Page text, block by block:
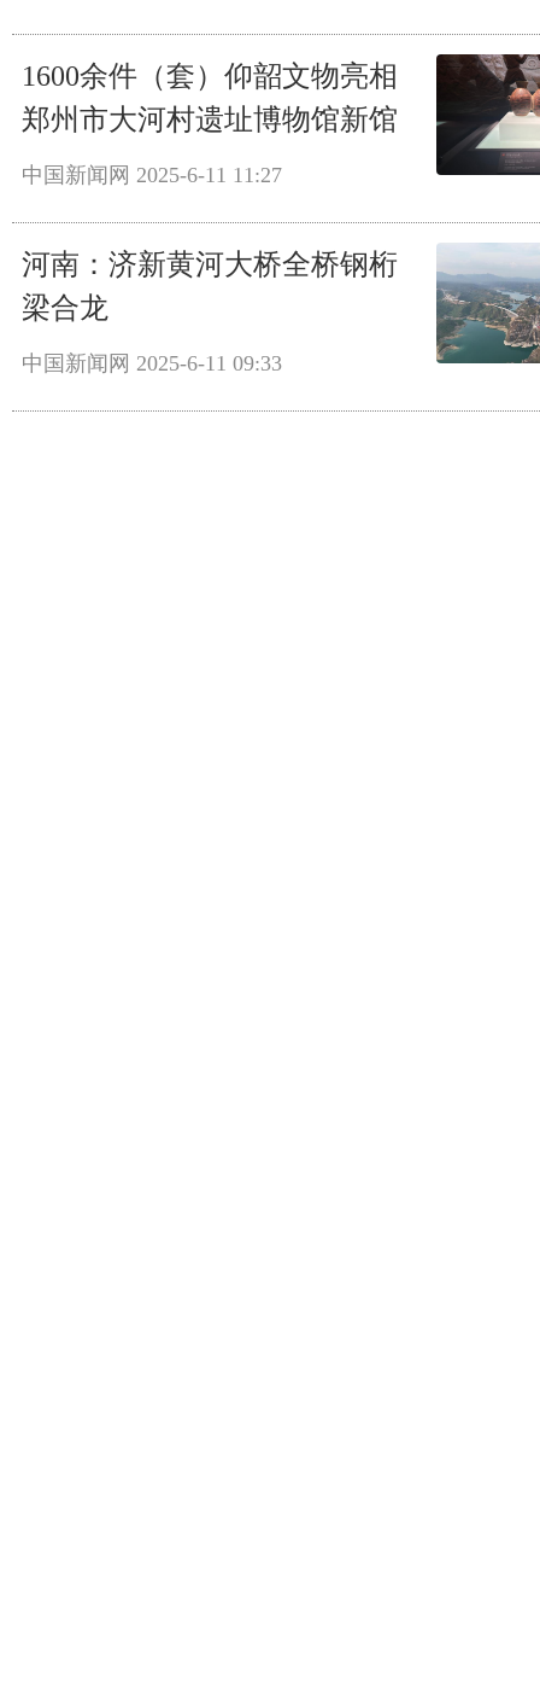
1600余件（套）仰韶文物亮相
郑州市大河村遗址博物馆新馆
中国新闻网 2025-6-11 11:27
河南：济新黄河大桥全桥钢桁
梁合龙
中国新闻网 2025-6-11 09:33